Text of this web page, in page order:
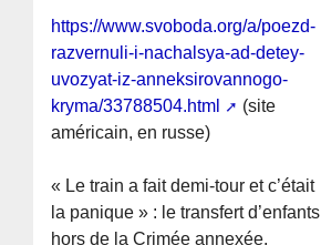
https://www.svoboda.org/a/poezd-
razvernuli-i-nachalsya-ad-detey-
uvozyat-iz-anneksirovannogo-
kryma/33788504.html
(site
américain, en russe)
« Le train a fait demi-tour et c’était
la panique » : le transfert d’enfants
hors de la Crimée annexée.